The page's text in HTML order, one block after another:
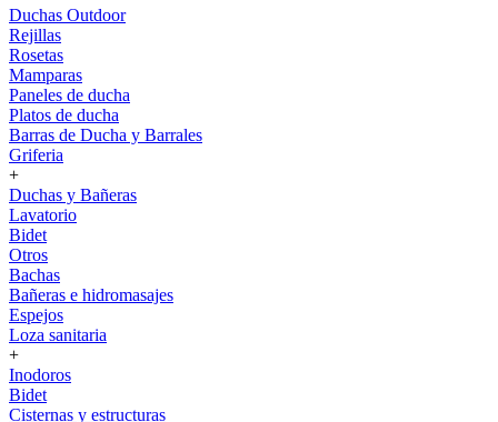
Duchas Outdoor
Rejillas
Rosetas
Mamparas
Paneles de ducha
Platos de ducha
Barras de Ducha y Barrales
Griferia
+
Duchas y Bañeras
Lavatorio
Bidet
Otros
Bachas
Bañeras e hidromasajes
Espejos
Loza sanitaria
+
Inodoros
Bidet
Cisternas y estructuras